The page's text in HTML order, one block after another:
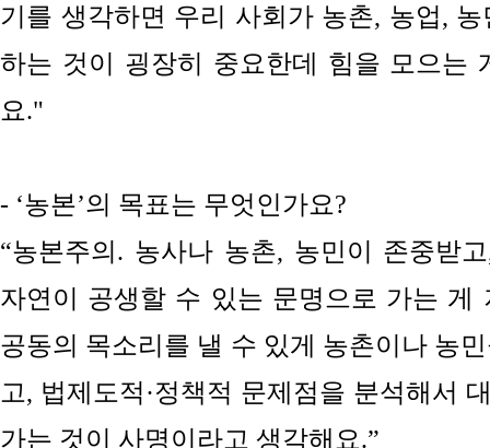
기를 생각하면 우리 사회가 농촌, 농업,
하는 것이 굉장히 중요한데 힘을 모으는
요."
- ‘농본’의 목표는 무엇인가요?
“농본주의. 농사나 농촌, 농민이 존중받
자연이 공생할 수 있는 문명으로 가는 게
공동의 목소리를 낼 수 있게 농촌이나 농
고, 법제도적·정책적 문제점을 분석해서
가는 것이 사명이라고 생각해요.”